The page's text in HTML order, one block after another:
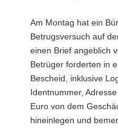
Am Montag hat ein
Betrugsversuch auf
einen Brief angeblich
Betrüger forderten in
Bescheid, inklusive
Identnummer,
Euro von dem
hineinlegen und